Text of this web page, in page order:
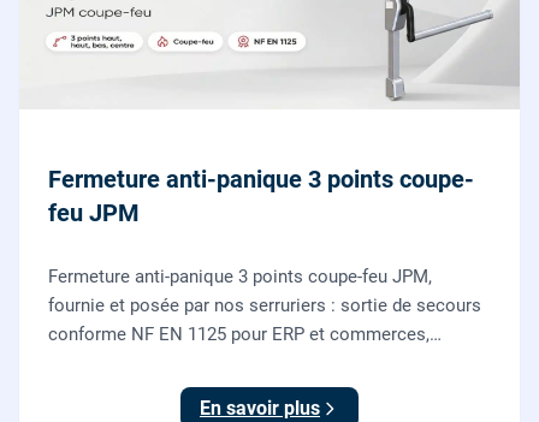
Fermeture anti-panique 3 points coupe-
feu JPM
Fermeture anti-panique 3 points coupe-feu JPM,
fournie et posée par nos serruriers : sortie de secours
conforme NF EN 1125 pour ERP et commerces,
En savoir plus